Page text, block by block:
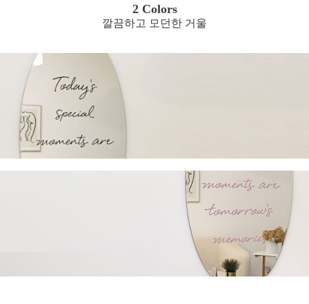
2 Colors
깔끔하고 모던한 거울